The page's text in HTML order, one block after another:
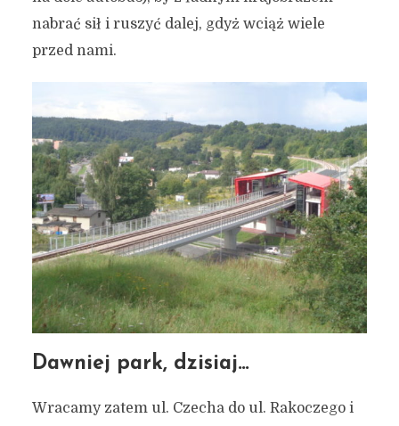
dzielnicy Piecki-Migowo
(Morena)
5 min czytania
nabrać sił i ruszyć dalej, gdyż wciąż wiele
przed nami.
Dawniej park, dzisiaj…
Wracamy zatem ul. Czecha do ul. Rakoczego i